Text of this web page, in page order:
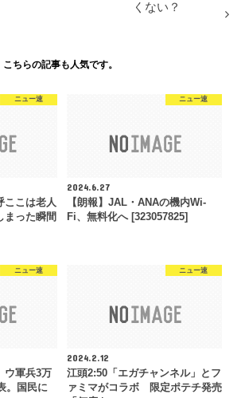
くない？
こちらの記事も人気です。
ニュー速
ここは老人
まった瞬間
ニュー速
2024.6.27
【朗報】JAL・ANAの機内Wi-
Fi、無料化へ [323057825]
ニュー速
ウ軍兵3万
。国民に
ニュー速
2024.2.12
江頭2:50「エガチャンネル」とフ
ァミマがコラボ 限定ポテチ発売